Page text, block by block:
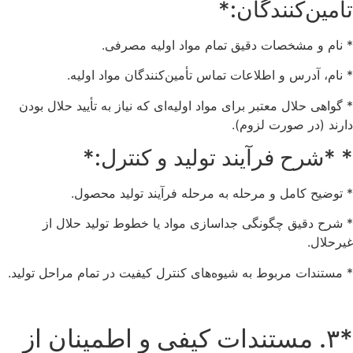
تأمین‌کنندگان:*
* نام و مشخصات دقیق تمام مواد اولیه مصرفی.
* نام، آدرس و اطلاعات تماس تأمین‌کنندگان مواد اولیه.
* گواهی حلال معتبر برای مواد اولیه‌ای که نیاز به تأیید حلال بودن
دارند (در صورت لزوم).
* *شرح فرآیند تولید و کنترل:*
* توضیح کامل و مرحله به مرحله فرآیند تولید محصول.
* شرح دقیق چگونگی جداسازی مواد یا خطوط تولید حلال از
غیرحلال.
* مستندات مربوط به شیوه‌های کنترل کیفیت در تمام مراحل تولید.
*۳. مستندات کیفی و اطمینان از